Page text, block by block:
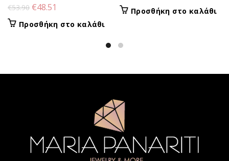
€53.90 Original
price
was:
€48.51
τρέχουσα
τιμή
Προσθήκη στο καλάθι
Προσθήκη στο καλάθι